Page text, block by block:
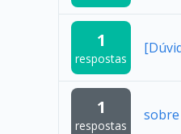
1
respostas
1
respostas